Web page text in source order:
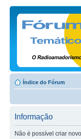
Índice do Fórum
Informação
Não é possível criar